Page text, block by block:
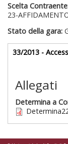
Scelta
23-
Stato della gara:
Gare
33/2013 -
Allegati
Determina a